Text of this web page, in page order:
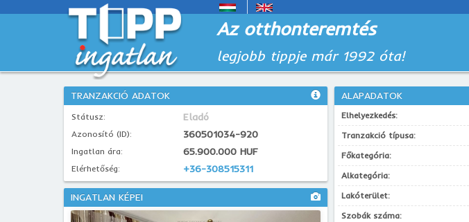
Az otthonteremtés
legjobb tippje már 1992 óta!
TRANZAKCIÓ ADATOK
Státusz: Eladó
Azonosító (ID): 360501034-920
Ingatlan ára: 65.900.000 HUF
Elérhetőség: +36-308515311
INGATLAN KÉPEI
ALAPADATOK
Elhelyezkedés:
Tranzakció típusa:
Főkategória:
Alkategória:
Lakóterület:
Szobák száma: